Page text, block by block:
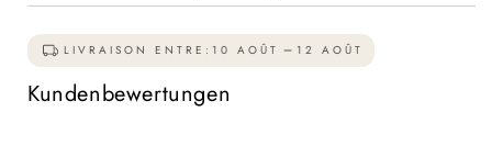
LIVRAISON ENTRE: 10 AOÛT 12 AOÛT
Kundenbewertungen